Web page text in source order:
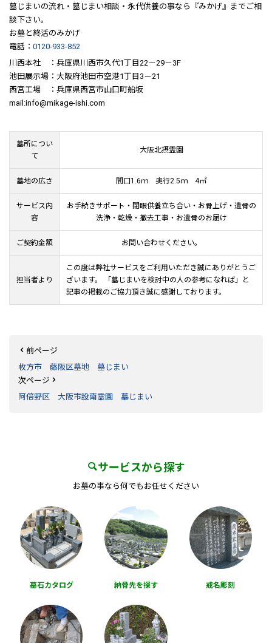
墓じまいの流れ・墓じまい相談・永代供養の事なら『みかげ』までご相
談下さい。
お墓と終活のみかげ
電話： 0120-933-852
川西本社 ：兵庫県川西市久代1丁目22－29－3F
池田展示場：大阪府池田市空港1丁目3－21
西宮工場 ：兵庫県西宮市山口町船坂
mail:info@mikage-ishi.com
墓所につい
て
大阪北摂霊園
墓地の広さ 間口1.6ｍ 奥行2.5ｍ 4㎡
サービス内
容
お手続きサポート・閉眼供養立ち合い・お骨上げ・遺骨の
洗浄・乾燥・撤去工事・お遺骨のお届け
ご契約金額 お問い合わせください。
担当者より
この度は弊社サービスをご利用いただき誠にありがとうご
ざいます。 「墓じまいを検討中の人の参考になれば」と
記事の掲載のご協力頂き誠に感謝しております。
前ページ
枚方市 藤阪区墓地 墓じまい
次ページ
阿倍野区 大阪市設南霊園 墓じまい
サービスから探す
お墓の事なら何でもお任せください
墓石カタログ 納骨先を探す 戒名彫刻